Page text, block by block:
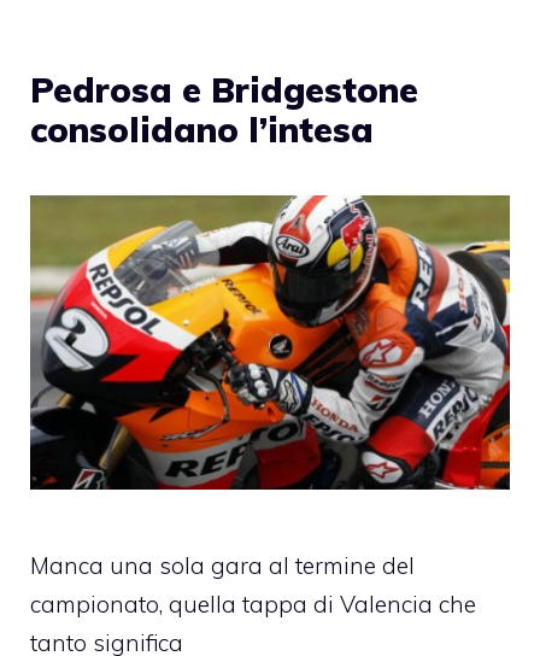
Pedrosa e Bridgestone
consolidano l’intesa
Manca una sola gara al termine del
campionato, quella tappa di Valencia che
tanto significa